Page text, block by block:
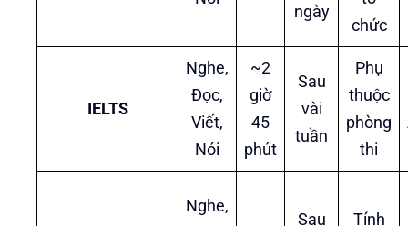
ngày
chức
IELTS
Nghe,
Đọc,
Viết,
Nói
~2
giờ
45
phút
Sau
vài
tuần
Phụ
thuộc
phòng
thi
Nghe,
Sau
Tính